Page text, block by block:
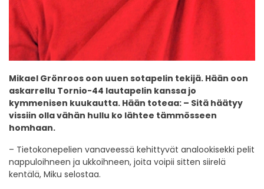
Mikael Grönroos oon uuen sotapelin tekijä. Hään oon
askarrellu Tornio-44 lautapelin kanssa jo
kymmenisen kuukautta. Hään toteaa: – Sitä häätyy
vissiin olla vähän hullu ko lähtee tämmösseen
homhaan.
– Tietokonepelien vanaveessä kehittyvät analookisekki pelit
nappuloihneen ja ukkoihneen, joita voipii sitten siirelä
kentälä, Miku selostaa.